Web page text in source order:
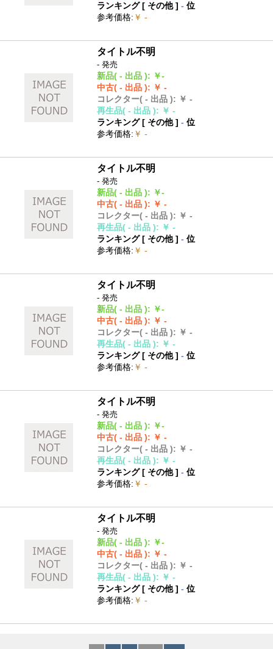
ランキング [ その他]- 位
参考価格: ￥ -
タイトル不明
- 発売
新品( - 出品 ): ￥-
中古( - 出品 ): ￥ -
コレクター( - 出品 ): ￥ -
再生品( - 出品 ): ￥ -
ランキング [ その他]- 位
参考価格: ￥ -
タイトル不明
- 発売
新品( - 出品 ): ￥-
中古( - 出品 ): ￥ -
コレクター( - 出品 ): ￥ -
再生品( - 出品 ): ￥ -
ランキング [ その他]- 位
参考価格: ￥ -
タイトル不明
- 発売
新品( - 出品 ): ￥-
中古( - 出品 ): ￥ -
コレクター( - 出品 ): ￥ -
再生品( - 出品 ): ￥ -
ランキング [ その他]- 位
参考価格: ￥ -
タイトル不明
- 発売
新品( - 出品 ): ￥-
中古( - 出品 ): ￥ -
コレクター( - 出品 ): ￥ -
再生品( - 出品 ): ￥ -
ランキング [ その他]- 位
参考価格: ￥ -
タイトル不明
- 発売
新品( - 出品 ): ￥-
中古( - 出品 ): ￥ -
コレクター( - 出品 ): ￥ -
再生品( - 出品 ): ￥ -
ランキング [ その他]- 位
参考価格: ￥ -